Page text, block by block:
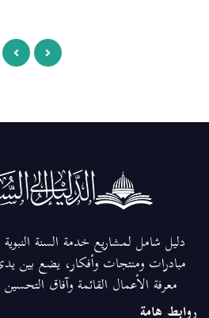
دليل شامل لمشاريع خدمة السنة
مبادرات ومنتجات وأفكار، يضع بين
معرفة الأعمال القائمة وآفاق التحسين